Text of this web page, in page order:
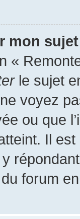
mon
«
le sujet
voyez
ou que
Il
forum